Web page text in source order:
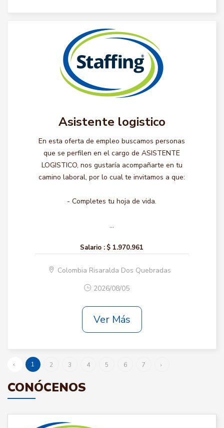
Asistente logistico
En esta oferta de empleo buscamos personas
que se perfilen en el cargo de ASISTENTE
LOGISTICO, nos gustaría acompañarte en tu
camino laboral, por lo cual te invitamos a que:
- Completes tu hoja de vida.
...
Salario : $ 1.970.961
Colombia Risaralda Dos Quebradas
2026/08/05
Ver Más
‹ 1 2 3 4 5 6 7 ›
CONÓCENOS